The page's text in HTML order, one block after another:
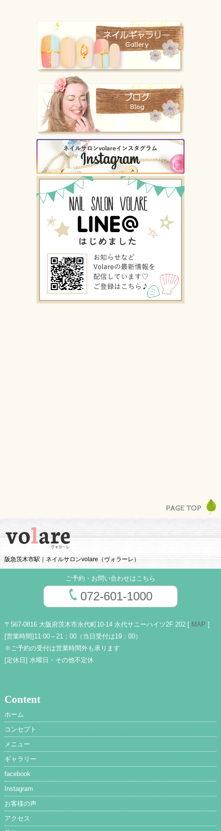
阪急茨木市駅｜ネイルサロンvolare（ヴォラーレ）
ご予約・お問い合わせはこちら
072-601-1000
〒567-0816 大阪府茨木市永代町10-14 永代サニーハイツ2F 202 [ MAP ]
[営業時間] 11:00～21：00（当日受付は19：00）
※ご予約の受付は営業時間外も承ります
[定休日] 水曜日・その他不定休
Content
ホーム
コンセプト
メニュー
ギャラリー
facebook
Instagram
お客様の声
アクセス